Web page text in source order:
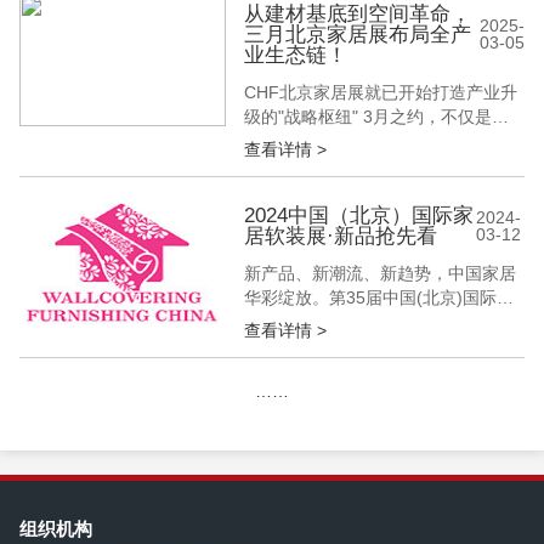
顺义区天竺空港城商务区裕翔路88号
首都国际会展中心（新国展二期） 观
众从以上任意一个登录区扫码进入展
馆 交通指南 -地铁...
从建材基底到空间革命，
三月北京家居展布局全产
业生态链！
2025-
03-05
CHF北京家居展就已开始打造产业升
级的"战略枢纽" 3月之约，不仅是展
会之约 更是一场定义产业未来的"生
的完整作战沙盘 CHF北京家居展努力
通过重构"资源整合"的维度 将跨界经
销商×先锋设计师×匠心装企×优质供
应链企...
查看详情 >
2024中国（北京）国际家
居软装展·新品抢先看
2024-
03-12
新产品、新潮流、新趋势，中国家居
华彩绽放。第35届中国(北京)国际墙
纸墙布窗帘暨家居软装饰展览会(简
馆)召开。我们特别推出潮品呈新栏
查看详情 >
组织机构